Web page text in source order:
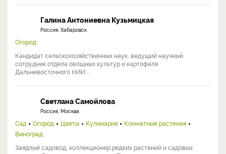
Галина Антониевна Кузьмицкая
Россия, Хабаровск
Огород
Кандидат сельскохозяйственных наук, ведущий научный
сотрудник отдела овощных культур и картофеля
Дальневосточного НИИ ...
Светлана Самойлова
Россия, Москва
Сад Огород Цветы Кулинария
Комнатные растения
Виноград
Заядлый садовод, коллекционер редких растений и садовых